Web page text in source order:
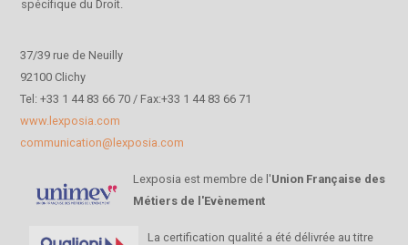
spécifique du Droit.
37/39 rue de Neuilly
92100 Clichy
Tel: +33 1 44 83 66 70 / Fax:+33 1 44 83 66 71
www.lexposia.com
communication@lexposia.com
Lexposia est membre de l'Union Française des
Métiers de l'Evènement
La certification qualité a été délivrée au titre